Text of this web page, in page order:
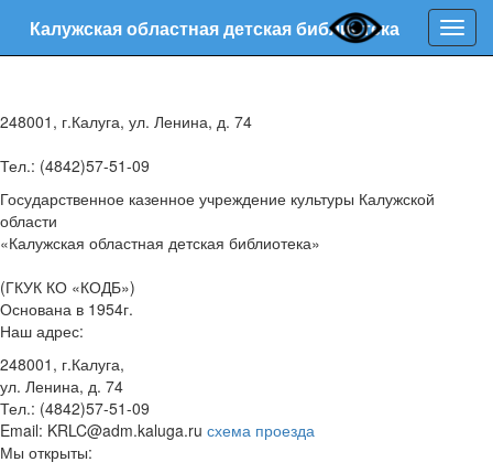
Калужская областная детская библиотека
248001, г.Калуга, ул. Ленина, д. 74
Тел.: (4842)57-51-09
Государственное казенное учреждение культуры Калужской
области
«Калужская областная детская библиотека»
(ГКУК КО «КОДБ»)
Основана в 1954г.
Наш адрес:
248001, г.Калуга,
ул. Ленина, д. 74
Тел.: (4842)57-51-09
Email: KRLC@adm.kaluga.ru схема проезда
Мы открыты: